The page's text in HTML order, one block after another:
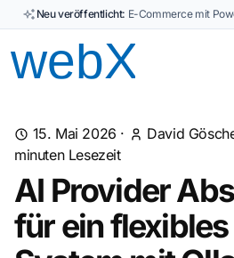
Neu veröffentlicht: E-Commerce mit
15. Mai 2026 · David
minuten Lesezeit
AI Provider
für ein flexibles